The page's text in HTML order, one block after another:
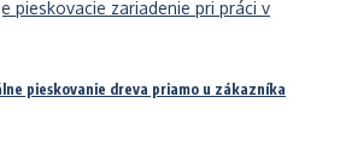
pieskovanie dreva priamo u zákazníka